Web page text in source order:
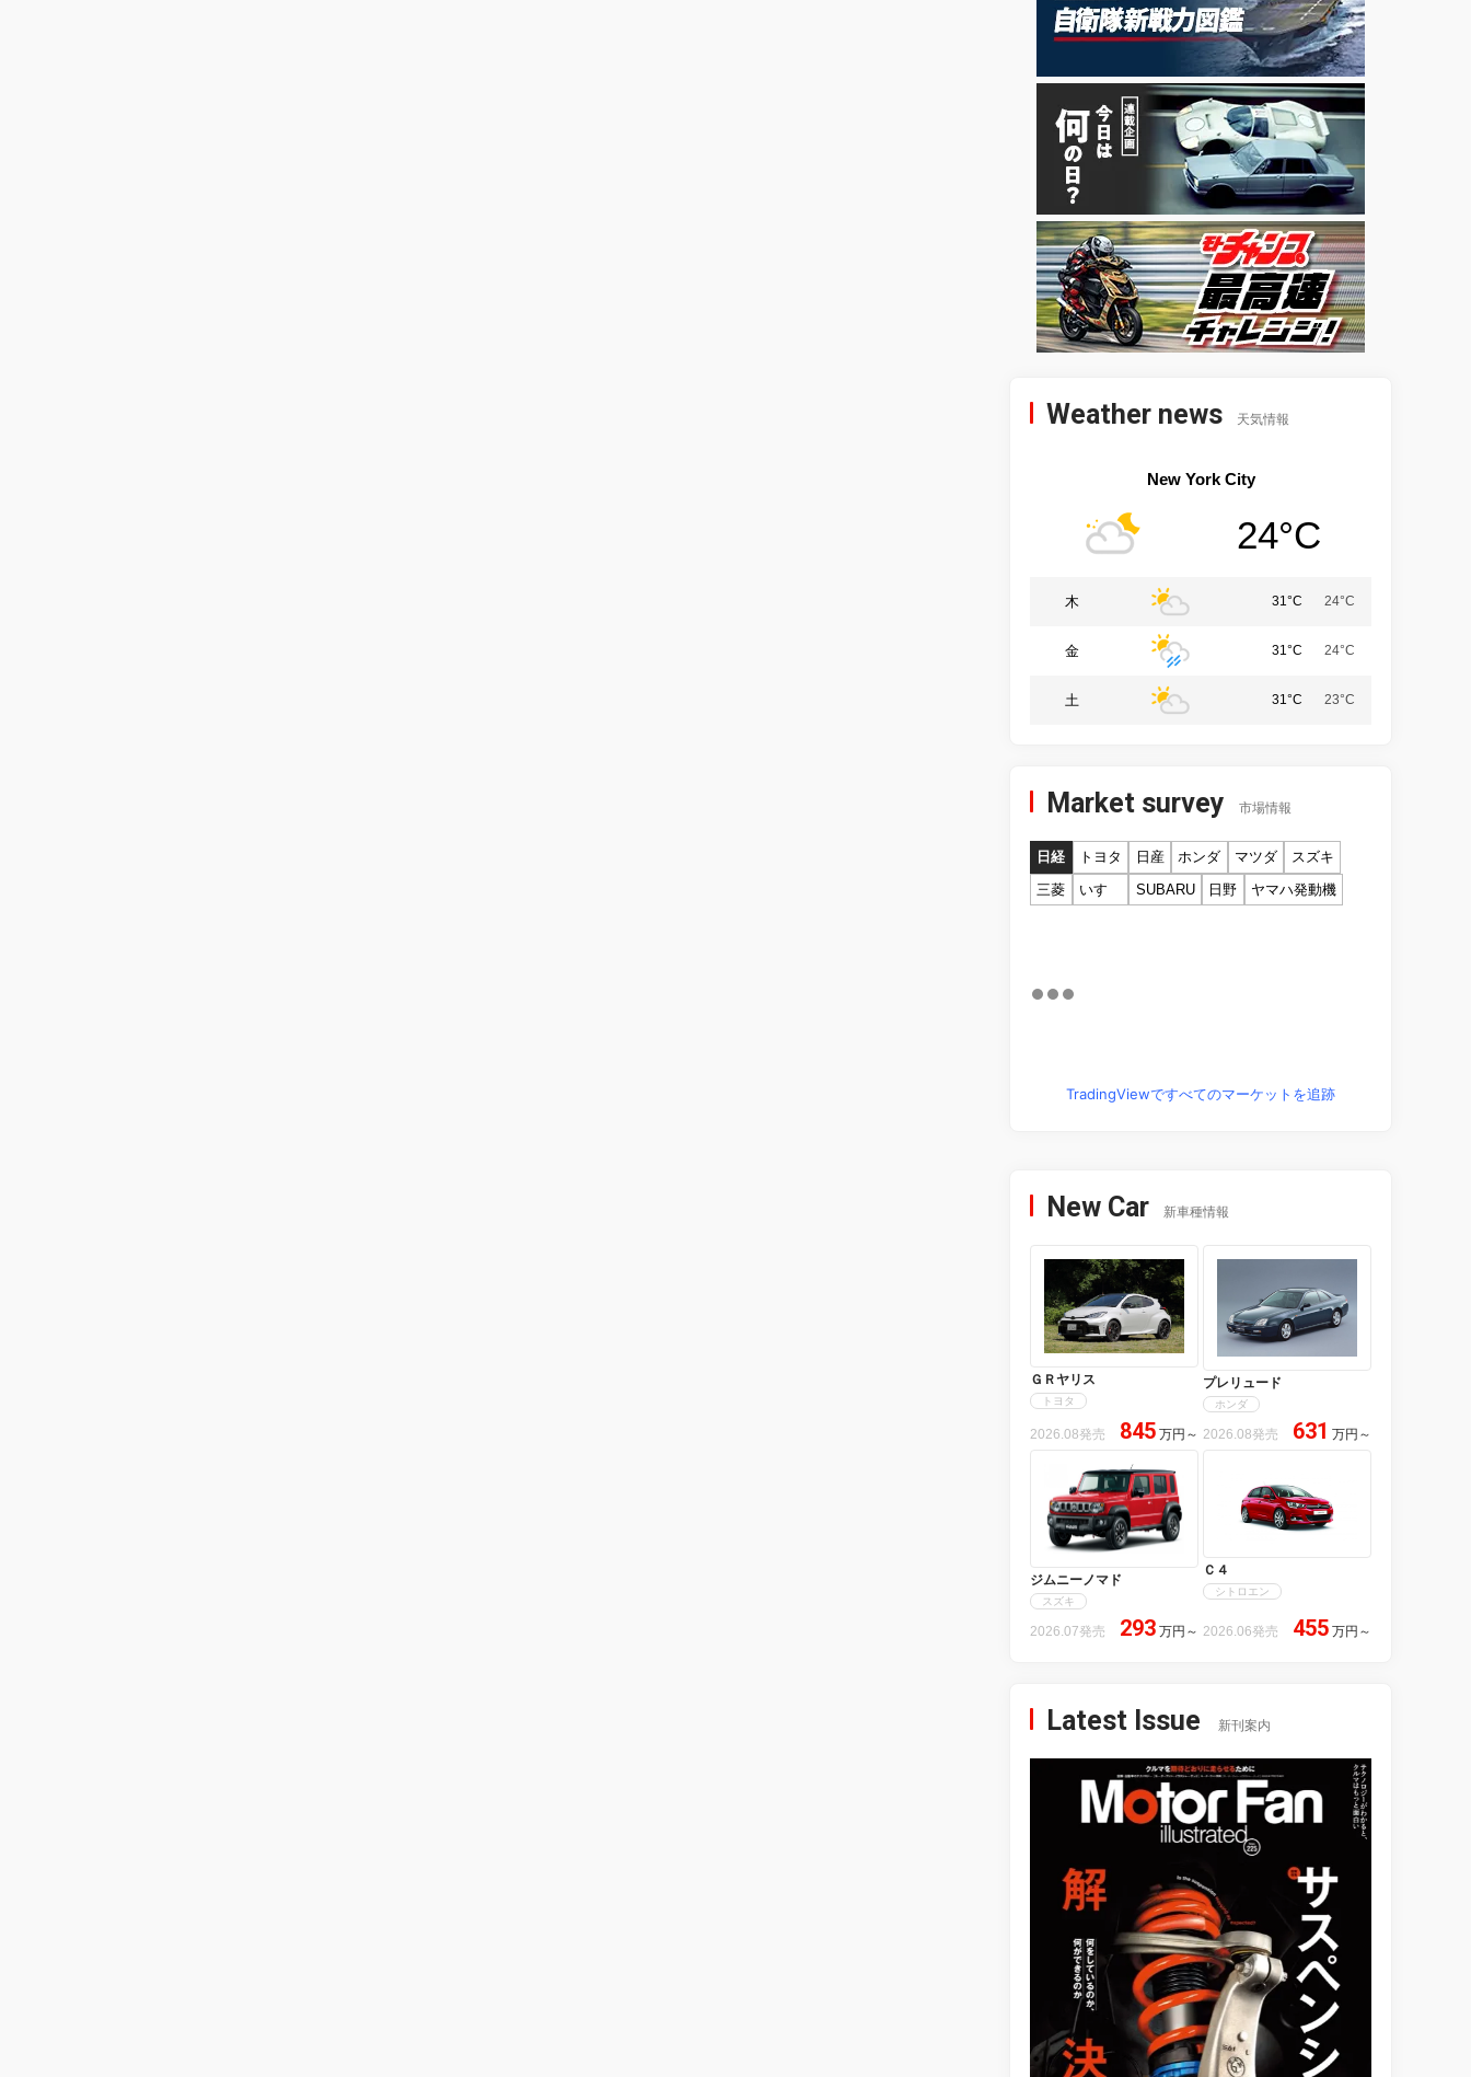
Weather news 天気情報
New York City
24°C
木 31°C 24°C
金 31°C 24°C
土 31°C 23°C
Market survey 市場情報
日経 トヨタ 日産 ホンダ マツダ
スズキ
三菱
いすゞ SUBARU 日野 ヤマハ発動機
TradingViewですべてのマーケットを追跡
New Car 新車種情報
ＧＲヤリス
トヨタ
2026.08発売 845 万円 ～
プレリュード
ホンダ
2026.08発売 631 万円 ～
ジムニーノマド
スズキ
2026.07発売 293 万円 ～
Ｃ４
シトロエン
2026.06発売 455 万円 ～
Latest Issue 新刊案内